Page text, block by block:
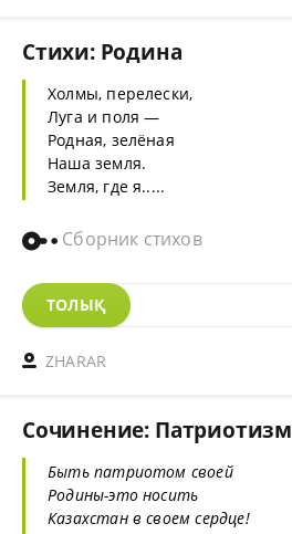
Стихи: Родина
Холмы, перелески,
Луга и поля —
Родная, зелёная
Наша земля.
Земля, где я.....
Сборник стихов
ТОЛЫҚ
ZHARAR
Сочинение: Патриотизм
Быть патриотом своей
Родины-это носить
Казахстан в своем сердце!